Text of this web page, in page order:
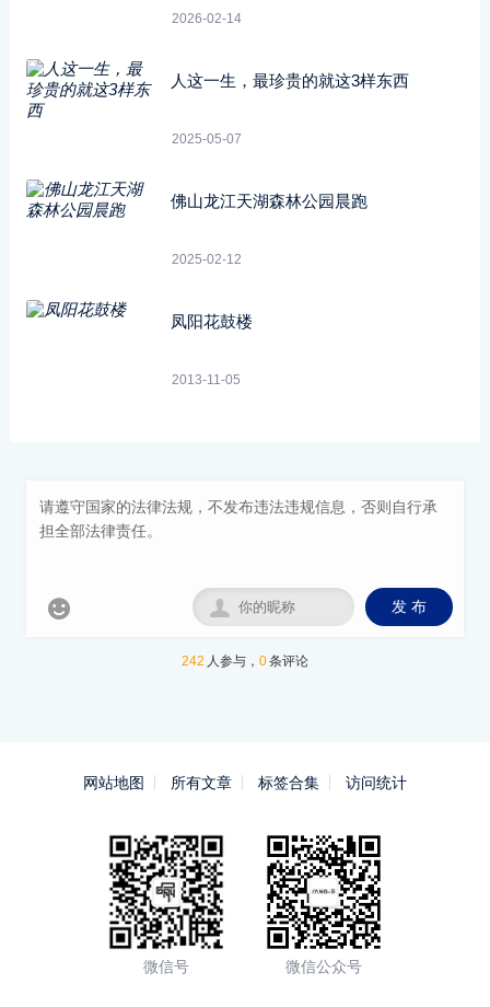
2026-02-14
人这一生，最珍贵的就这3样东西
2025-05-07
佛山龙江天湖森林公园晨跑
2025-02-12
凤阳花鼓楼
2013-11-05
 发 布

242 人参与， 0条评论
网站地图 所有文章 标签合集 访问统计
微信号 微信公众号